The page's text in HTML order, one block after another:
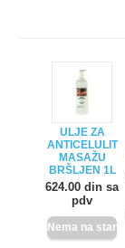
ULJE ZA
ANTICELULIT
MASAŽU
BRŠLJEN 1L
624.00 din sa
pdv